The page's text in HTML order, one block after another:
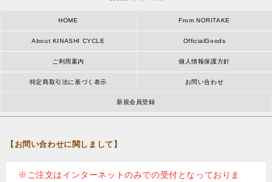
HOME From NORITAKE
About KINASHI CYCLE OfficialGoods
ご利用案内 個人情報保護方針
特定商取引法に基づく表示 お問い合わせ
新規会員登録
【お問い合わせに関しまして】
※ご注文はインターネットのみでの受付となっておりま